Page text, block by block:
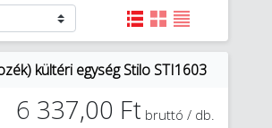
kültéri egység Stilo STI1603
6 337,00 Ft bruttó / db.